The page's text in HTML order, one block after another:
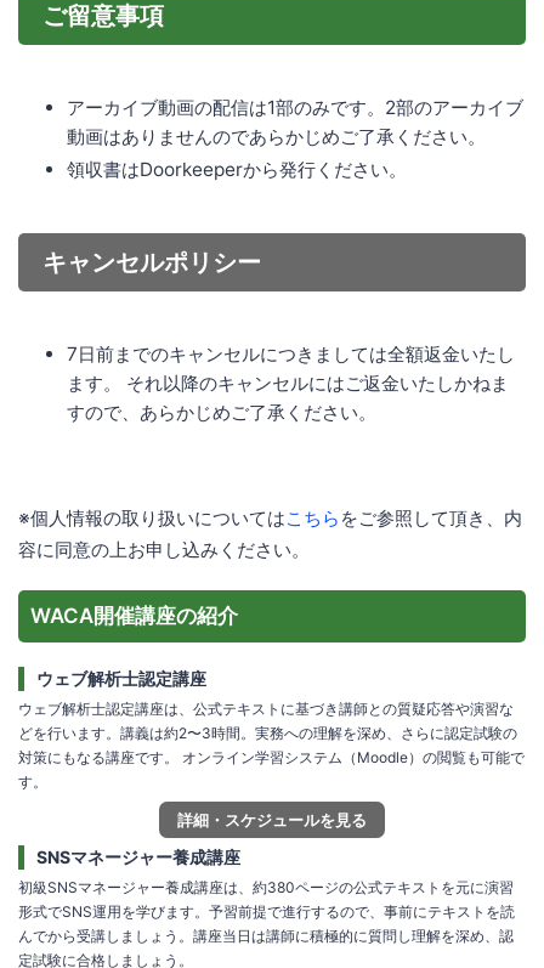
ご留意事項
アーカイブ動画の配信は1部のみです。2部のアーカイブ
動画はありませんのであらかじめご了承ください。
領収書はDoorkeeperから発行ください。
キャンセルポリシー
7日前までのキャンセルにつきましては全額返金いたし
ます。 それ以降のキャンセルにはご返金いたしかねま
すので、あらかじめご了承ください。
※個人情報の取り扱いについてはこちら をご参照して頂き、内
容に同意の上お申し込みください。
WACA開催講座の紹介
ウェブ解析士認定講座
ウェブ解析士認定講座は、公式テキストに基づき講師との質疑応答や演習な
どを行います。講義は約2〜3時間。実務への理解を深め、さらに認定試験の
対策にもなる講座です。 オンライン学習システム（Moodle）の閲覧も可能で
す。
詳細・スケジュールを見る
SNSマネージャー養成講座
初級SNSマネージャー養成講座は、約380ページの公式テキストを元に演習
形式でSNS運用を学びます。予習前提で進行するので、事前にテキストを読
んでから受講しましょう。講座当日は講師に積極的に質問し理解を深め、認
定試験に合格しましょう。